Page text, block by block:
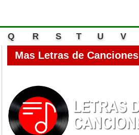
Q R S T U V
Mas Letras de Canciones